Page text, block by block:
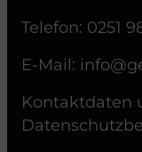
Telefon: 0251
E-Mail:
Kontaktdaten